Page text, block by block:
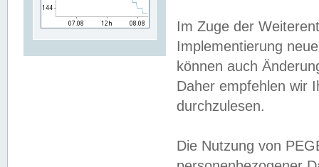
Im Zuge der
Implementierung
können auch
Daher empfehlen wir
durchzulesen.
Die Nutzung von